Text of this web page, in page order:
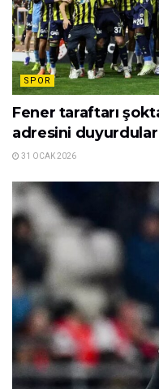
SPOR
Fener taraftarı
adresini duyurdular
31 OCAK 2026